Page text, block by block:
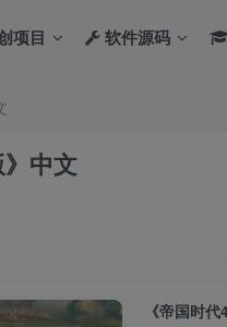
项目 软件源码
》中文
《帝国时